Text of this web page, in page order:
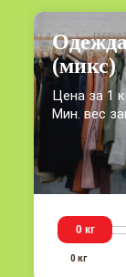
(микс)
Цена за 1
Мин. вес
0 кг
0 кг